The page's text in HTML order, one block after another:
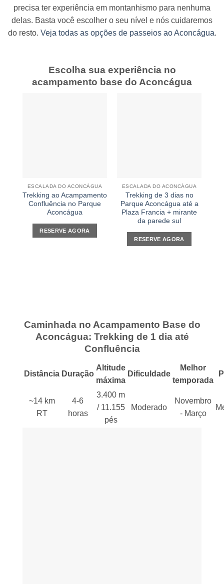
precisa ter experiência em montanhismo para nenhuma
delas. Basta você escolher o seu nível e nós cuidaremos
do resto. Veja todas as opções de passeios ao Aconcágua.
Escolha sua experiência no
acampamento base do Aconcágua
ESCALADA DO ACONCÁGUA
Trekking ao Acampamento
Confluência no Parque
Aconcágua
RESERVE AGORA
ESCALADA DO ACONCÁGUA
Trekking de 3 dias no
Parque Aconcágua até a
Plaza Francia + mirante
da parede sul
RESERVE AGORA
Caminhada no Acampamento Base do
Aconcágua: Trekking de 1 dia até
Confluência
Distância Duração
Altitude
máxima
Dificuldade
Melhor
temporada
~14 km
RT
4-6
horas
3.400 m
/ 11.155
pés
Moderado
Novembro
- Março